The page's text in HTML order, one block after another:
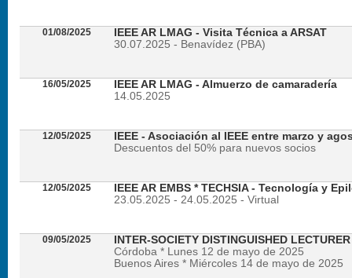
01/08/2025
IEEE AR LMAG - Visita Técnica a ARSAT
30.07.2025 - Benavídez (PBA)
16/05/2025
IEEE AR LMAG - Almuerzo de camaradería
14.05.2025
12/05/2025
IEEE - Asociación al IEEE entre marzo y
Descuentos del 50% para nuevos socios
12/05/2025
IEEE AR EMBS * TECHSIA - Tecnología y
23.05.2025 - 24.05.2025 - Virtual
09/05/2025
INTER-SOCIETY DISTINGUISHED
Córdoba * Lunes 12 de mayo de 2025
Buenos Aires * Miércoles 14 de mayo de 2025